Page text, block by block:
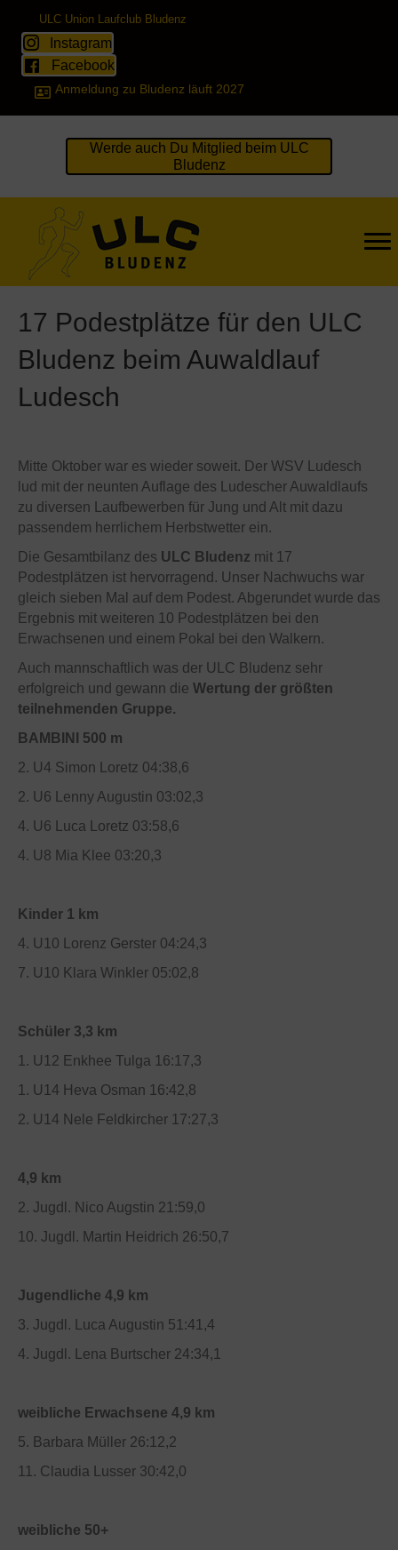
ULC Union Laufclub Bludenz
Instagram
Facebook
Anmeldung zu Bludenz läuft 2027
Werde auch Du Mitglied beim ULC
Bludenz
17 Podestplätze für den ULC
Bludenz beim Auwaldlauf
Ludesch
Mitte Oktober war es wieder soweit. Der WSV Ludesch
lud mit der neunten Auflage des Ludescher Auwaldlaufs
zu diversen Laufbewerben für Jung und Alt mit dazu
passendem herrlichem Herbstwetter ein.
Die Gesamtbilanz des ULC Bludenz mit 17
Podestplätzen ist hervorragend. Unser Nachwuchs war
gleich sieben Mal auf dem Podest. Abgerundet wurde das
Ergebnis mit weiteren 10 Podestplätzen bei den
Erwachsenen und einem Pokal bei den Walkern.
Auch mannschaftlich was der ULC Bludenz sehr
erfolgreich und gewann die Wertung der größten
teilnehmenden Gruppe.
BAMBINI 500 m
2. U4 Simon Loretz 04:38,6
2. U6 Lenny Augustin 03:02,3
4. U6 Luca Loretz 03:58,6
4. U8 Mia Klee 03:20,3
Kinder 1 km
4. U10 Lorenz Gerster 04:24,3
7. U10 Klara Winkler 05:02,8
Schüler 3,3 km
1. U12 Enkhee Tulga 16:17,3
1. U14 Heva Osman 16:42,8
2. U14 Nele Feldkircher 17:27,3
4,9 km
2. Jugdl. Nico Augstin 21:59,0
10. Jugdl. Martin Heidrich 26:50,7
Jugendliche 4,9 km
3. Jugdl. Luca Augustin 51:41,4
4. Jugdl. Lena Burtscher 24:34,1
weibliche Erwachsene 4,9 km
5. Barbara Müller 26:12,2
11. Claudia Lusser 30:42,0
weibliche 50+